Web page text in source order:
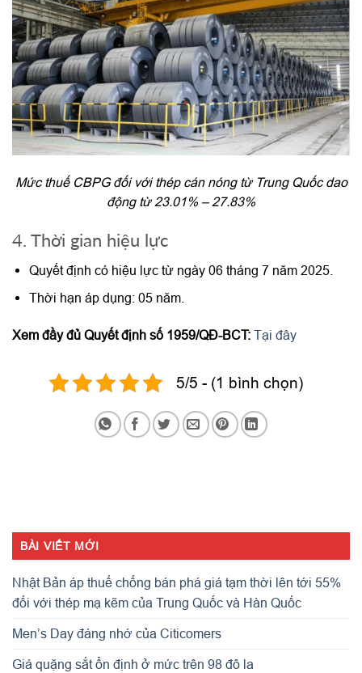
Mức thuế CBPG đối với thép cán nóng từ Trung Quốc dao
động từ 23.01% – 27.83%
4. Thời gian hiệu lực
Quyết định có hiệu lực từ ngày 06 tháng 7 năm 2025.
Thời hạn áp dụng: 05 năm.
Xem đầy đủ Quyết định số 1959/QĐ-BCT: Tại đây
5/5 - (1 bình chọn)
BÀI VIẾT MỚI
Nhật Bản áp thuế chống bán phá giá tạm thời lên tới 55%
đối với thép mạ kẽm của Trung Quốc và Hàn Quốc
Men’s Day đáng nhớ của Citicomers
Giá quặng sắt ổn định ở mức trên 98 đô la